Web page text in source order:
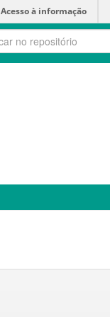
Acesso à informação